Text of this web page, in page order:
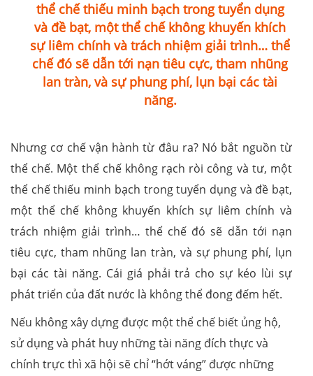
thể chế thiếu minh bạch trong tuyển dụng
và đề bạt, một thể chế không khuyến khích
sự liêm chính và trách nhiệm giải trình… thể
chế đó sẽ dẫn tới nạn tiêu cực, tham nhũng
lan tràn, và sự phung phí, lụn bại các tài
năng.
Nhưng cơ chế vận hành từ đâu ra? Nó bắt nguồn từ
thể chế. Một thể chế không rạch ròi công và tư, một
thể chế thiếu minh bạch trong tuyển dụng và đề bạt,
một thể chế không khuyến khích sự liêm chính và
trách nhiệm giải trình… thể chế đó sẽ dẫn tới nạn
tiêu cực, tham nhũng lan tràn, và sự phung phí, lụn
bại các tài năng. Cái giá phải trả cho sự kéo lùi sự
phát triển của đất nước là không thể đong đếm hết.
Nếu không xây dựng được một thể chế biết ủng hộ,
sử dụng và phát huy những tài năng đích thực và
chính trực thì xã hội sẽ chỉ “hớt váng” được những